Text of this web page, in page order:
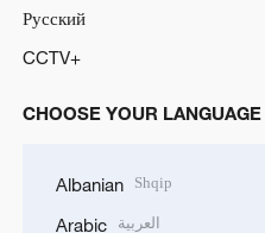
Русский
CCTV+
CHOOSE YOUR LANGUAGE
Albanian Shqip
Arabic العربية